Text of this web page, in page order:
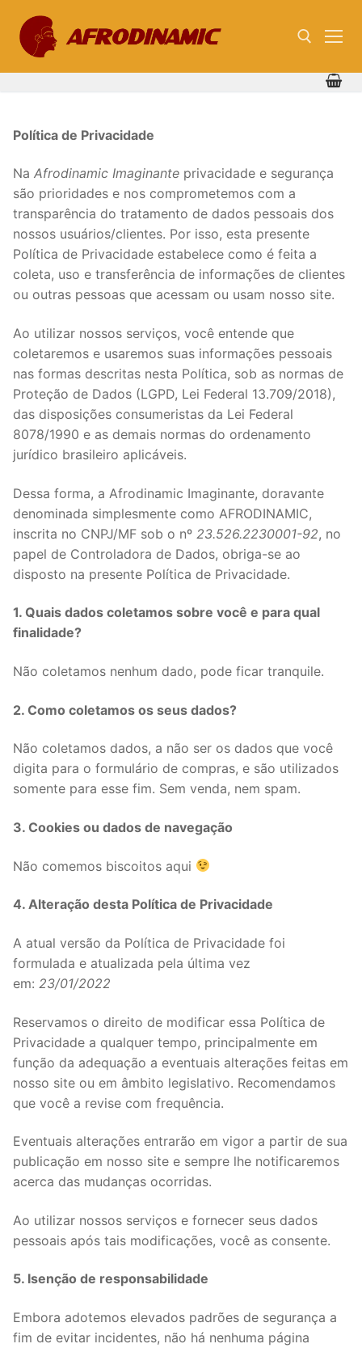
para
conteúdo
Política de Privacidade
Na Afrodinamic Imaginante privacidade e segurança
são prioridades e nos comprometemos com a
transparência do tratamento de dados pessoais dos
nossos usuários/clientes. Por isso, esta presente
Política de Privacidade estabelece como é feita a
coleta, uso e transferência de informações de clientes
ou outras pessoas que acessam ou usam nosso site.
Ao utilizar nossos serviços, você entende que
coletaremos e usaremos suas informações pessoais
nas formas descritas nesta Política, sob as normas de
Proteção de Dados (LGPD, Lei Federal 13.709/2018),
das disposições consumeristas da Lei Federal
8078/1990 e as demais normas do ordenamento
jurídico brasileiro aplicáveis.
Dessa forma, a Afrodinamic Imaginante, doravante
denominada simplesmente como AFRODINAMIC,
inscrita no CNPJ/MF sob o nº 23.526.2230001-92, no
papel de Controladora de Dados, obriga-se ao
disposto na presente Política de Privacidade.
1. Quais dados coletamos sobre você e para qual
finalidade?
Não coletamos nenhum dado, pode ficar tranquile.
2. Como coletamos os seus dados?
Não coletamos dados, a não ser os dados que você
digita para o formulário de compras, e são utilizados
somente para esse fim. Sem venda, nem spam.
3. Cookies ou dados de navegação
Não comemos biscoitos aqui
4. Alteração desta Política de Privacidade
A atual versão da Política de Privacidade foi
formulada e atualizada pela última vez
em: 23/01/2022
Reservamos o direito de modificar essa Política de
Privacidade a qualquer tempo, principalmente em
função da adequação a eventuais alterações feitas em
nosso site ou em âmbito legislativo. Recomendamos
que você a revise com frequência.
Eventuais alterações entrarão em vigor a partir de sua
publicação em nosso site e sempre lhe notificaremos
acerca das mudanças ocorridas.
Ao utilizar nossos serviços e fornecer seus dados
pessoais após tais modificações, você as consente.
5. Isenção de responsabilidade
Embora adotemos elevados padrões de segurança a
fim de evitar incidentes, não há nenhuma página